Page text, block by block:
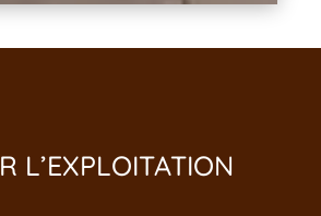
L’EXPLOITATION